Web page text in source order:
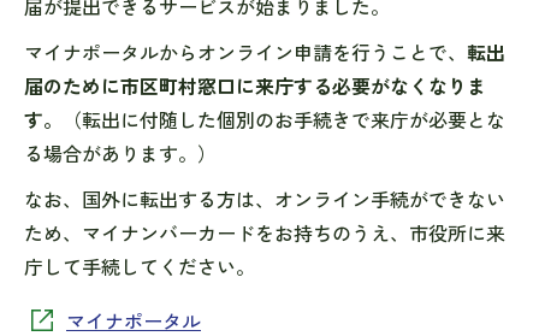
届が提出できるサービスが始まりました。
マイナポータルからオンライン申請を行うことで、 転出
届のために市区町村窓口に来庁する必要がなくなりま
す。
（転出に付随した個別のお手続きで来庁が必要とな
る場合があります。）
なお、国外に転出する方は、オンライン手続ができない
ため、マイナンバーカードをお持ちのうえ、市役所に来
庁して手続してください。
マイナポータル